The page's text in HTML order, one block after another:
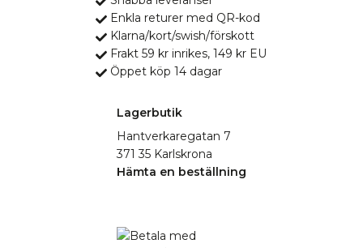
Enkla returer med QR-kod
Klarna/kort/swish/förskott
Frakt 59 kr inrikes, 149 kr EU
Öppet köp 14 dagar
Lagerbutik
Hantverkaregatan 7
371 35 Karlskrona
Hämta en beställning